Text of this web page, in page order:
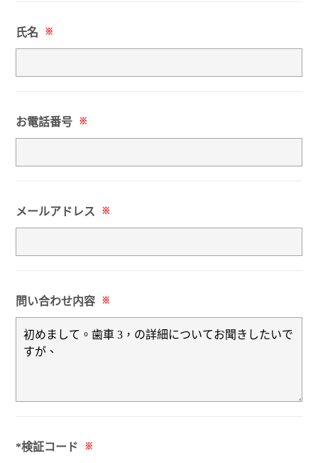
氏名 ※
お電話番号 ※
メールアドレス ※
問い合わせ内容 ※
*検証コード ※